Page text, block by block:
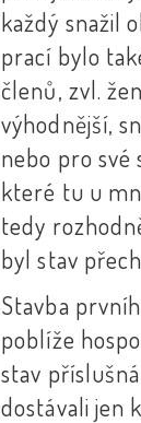
každý snažil
prací bylo
členů, zvl.
výhodnější,
nebo pro své
které tu u
tedy
byl stav
Stavba
poblíže
stav
dostávali jen